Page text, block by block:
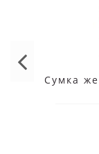
Сумка